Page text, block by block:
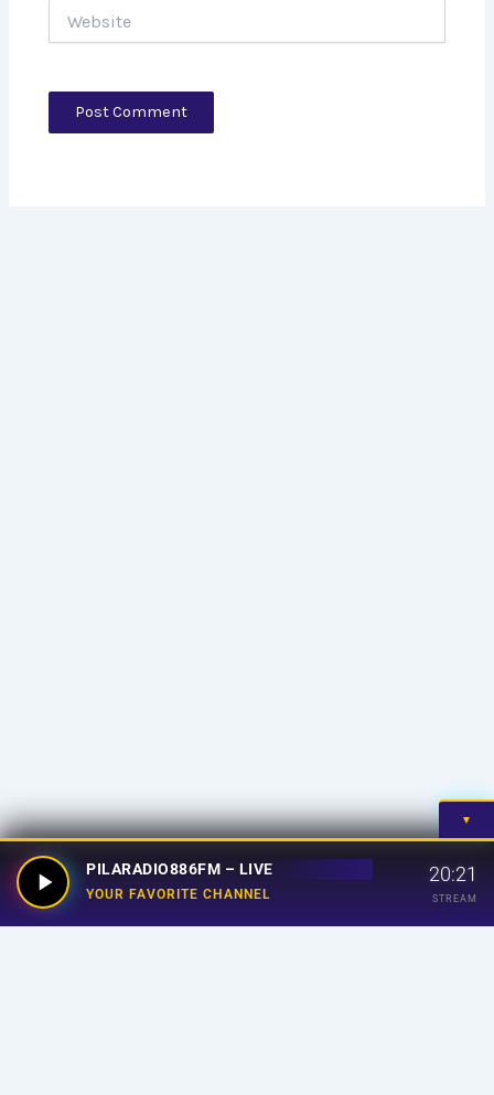
▼
PILARADIO886FM – LIVE
YOUR FAVORITE CHANNEL
20:21
STREAM